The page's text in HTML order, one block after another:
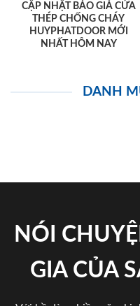
CẬP NHẬT BÁO GIÁ CỬA
THÉP CHỐNG CHÁY
HUYPHATDOOR MỚI
NHẤT HÔM NAY
DANH
NÓI
GIA CỦA